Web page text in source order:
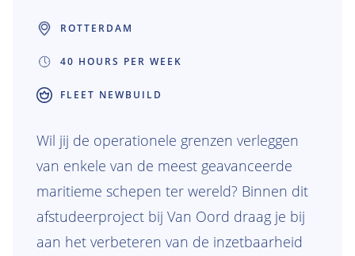
ROTTERDAM
40 HOURS PER WEEK
FLEET NEWBUILD
Wil jij de operationele grenzen verleggen
van enkele van de meest geavanceerde
maritieme schepen ter wereld? Binnen dit
afstudeerproject bij Van Oord draag je bij
aan het verbeteren van de inzetbaarheid